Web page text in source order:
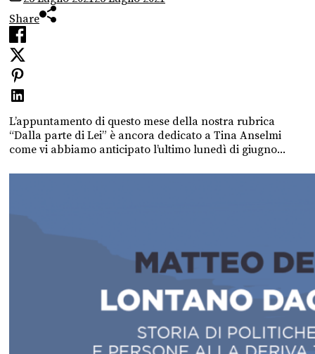
Share
L’appuntamento di questo mese della nostra rubrica
“Dalla parte di Lei” è ancora dedicato a Tina Anselmi
come vi abbiamo anticipato l’ultimo lunedì di giugno...